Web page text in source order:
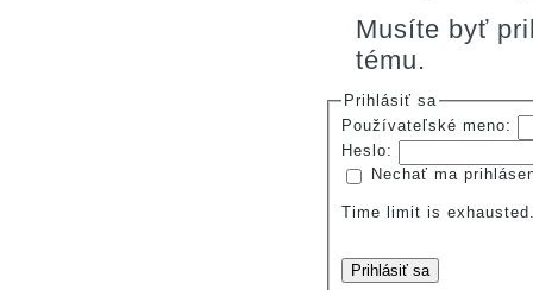
Musíte byť
tému.
Prihlásiť sa
Používateľské meno:
Heslo:
Nechať ma
Time limit is
Prihlásiť sa